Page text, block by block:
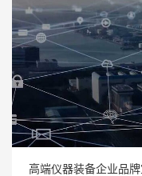
高端仪器装备企业品牌
高端仪器装备企业品